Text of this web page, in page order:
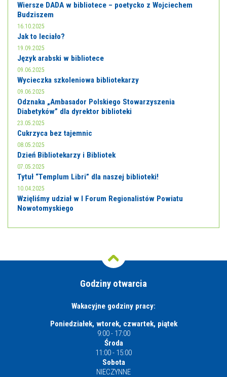
Wiersze DADA w bibliotece – poetycko z Wojciechem
Budziszem
16.10.2025
Jak to leciało?
19.09.2025
Język arabski w bibliotece
09.06.2025
Wycieczka szkoleniowa bibliotekarzy
09.06.2025
Odznaka „Ambasador Polskiego Stowarzyszenia
Diabetyków” dla dyrektor biblioteki
23.05.2025
Cukrzyca bez tajemnic
08.05.2025
Dzień Bibliotekarzy i Bibliotek
07.05.2025
Tytuł “Templum Libri” dla naszej biblioteki!
10.04.2025
Wzięliśmy udział w I Forum Regionalistów Powiatu
Nowotomyskiego
Godziny otwarcia
Wakacyjne godziny pracy:
Poniedziałek, wtorek, czwartek, piątek
9:00 - 17:00
Środa
11:00 - 15:00
Sobota
NIECZYNNE